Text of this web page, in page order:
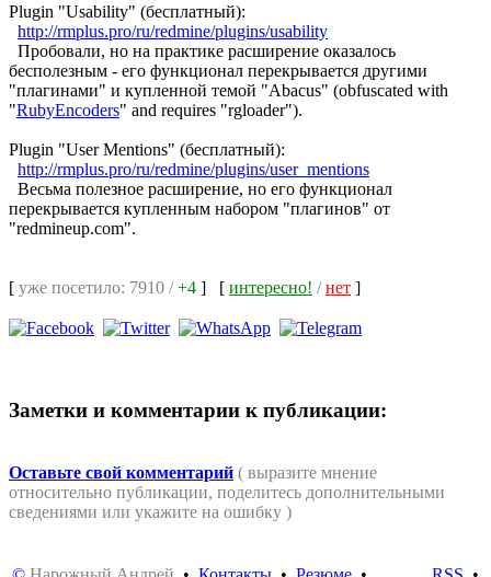
Plugin "Usability" (бесплатный):
http://rmplus.pro/ru/redmine/plugins/usability
Пробовали, но на практике расширение оказалось
бесполезным - его функционал перекрывается другими
"плагинами" и купленной темой "Abacus" (obfuscated with
"RubyEncoders" and requires "rgloader").
Plugin "User Mentions" (бесплатный):
http://rmplus.pro/ru/redmine/plugins/user_mentions
Весьма полезное расширение, но его функционал
перекрывается купленным набором "плагинов" от
"redmineup.com".
[ уже посетило: 7910 /+4 ] [ интересно! /нет ]
Заметки и комментарии к публикации:
Оставьте свой комментарий ( выразите мнение
относительно публикации, поделитесь дополнительными
сведениями или укажите на ошибку )